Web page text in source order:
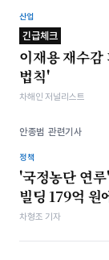
산업
긴급체크
이재용 재수감
법칙'
차해인 저널리스트
안종범 관련기사
정책
'국정농단 연
빌딩 179억 원
차형조 기자